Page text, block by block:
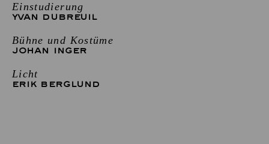
Einstudierung
YVAN DUBREUIL
Bühne und Kostüme
JOHAN INGER
Licht
ERIK BERGLUND